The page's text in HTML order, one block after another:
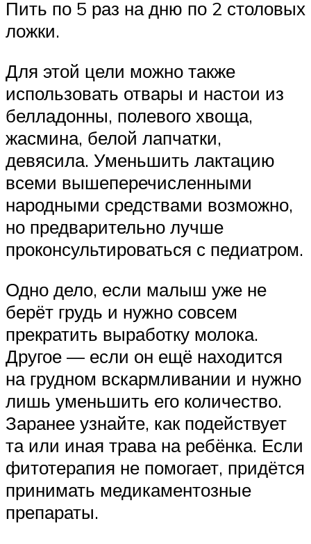
Пить по 5 раз на дню по 2 столовых
ложки.
Для этой цели можно также
использовать отвары и настои из
белладонны, полевого хвоща,
жасмина, белой лапчатки,
девясила. Уменьшить лактацию
всеми вышеперечисленными
народными средствами возможно,
но предварительно лучше
проконсультироваться с педиатром.
Одно дело, если малыш уже не
берёт грудь и нужно совсем
прекратить выработку молока.
Другое — если он ещё находится
на грудном вскармливании и нужно
лишь уменьшить его количество.
Заранее узнайте, как подействует
та или иная трава на ребёнка. Если
фитотерапия не помогает, придётся
принимать медикаментозные
препараты.